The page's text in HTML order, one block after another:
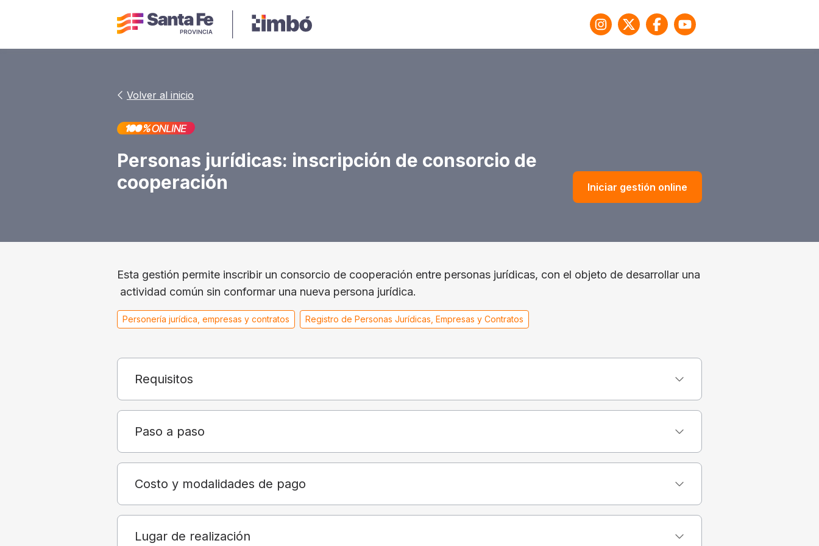
Volver al inicio
Personas jurídicas: inscripción de consorcio de
cooperación
Iniciar gestión online
Esta gestión permite inscribir un consorcio de cooperación entre personas jurídicas, con el objeto de desarrollar una
actividad común sin conformar una nueva persona jurídica.
Personería jurídica, empresas y contratos Registro de Personas Jurídicas, Empresas y Contratos
Requisitos
Paso a paso
Costo y modalidades de pago
Lugar de realización